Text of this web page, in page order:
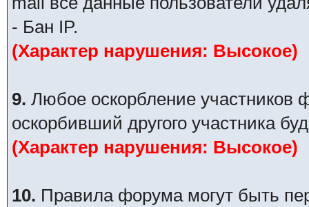
- Бан IP.
(Характер нарушения: Высокое)
9. Любое оскорбление участников
оскорбивший другого участника
(Характер нарушения: Высокое)
10. Правила форума могут быть